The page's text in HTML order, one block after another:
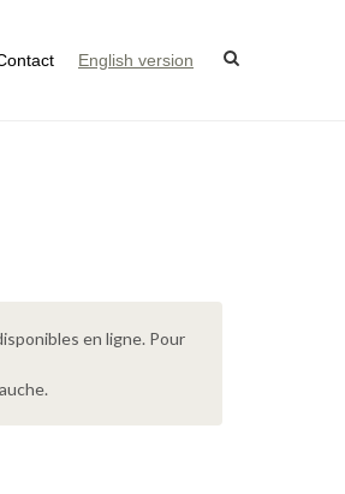
English version
en ligne. Pour